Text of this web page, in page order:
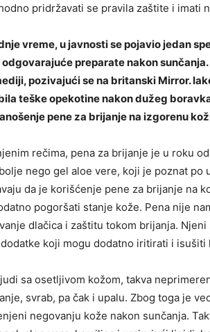
pridržavati se pravila zaštite i imati
vreme, u javnosti se pojavio jedan
preparate nakon
pozivajući se na britanski Mirror.
teške opekotine nakon dužeg
pene za brijanje na izgorenu
rečima, pena za brijanje je u roku
nego gel aloe vere, koji je poznat po
da je korišćenje pene za brijanje na
pogoršati stanje kože. Pena nije
dlačica i zaštitu tokom brijanja.
koji mogu dodatno iritirati i isušiti
sa osetljivom kožom, takva
svrab, pa čak i upalu. Zbog toga je
negovanju kože nakon sunčanja.